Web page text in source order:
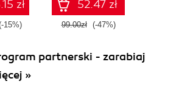
zł
15%)
52.47 zł
99.00zł (-47%)
partnerski - zarabiaj
»